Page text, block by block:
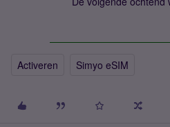
Activeren Simyo eSIM